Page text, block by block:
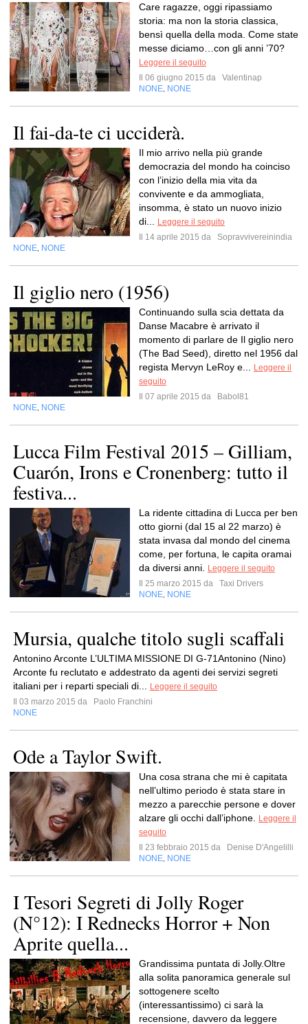
Care ragazze, oggi ripassiamo
storia: ma non la storia classica,
bensì quella della moda. Come state
messe diciamo…con gli anni ’70?
Leggere il seguito
Il 06 giugno 2015 da
Valentinap
NONE NONE
Il fai-da-te ci ucciderà.
Il mio arrivo nella più grande
democrazia del mondo ha coinciso
con l’inizio della mia vita da
convivente e da ammogliata,
insomma, è stato un nuovo inizio
di...
Leggere il seguito
Il 14 aprile 2015 da
Sopravvivereinindia
NONE NONE
Il giglio nero (1956)
Continuando sulla scia dettata da
Danse Macabre è arrivato il
momento di parlare de Il giglio nero
(The Bad Seed), diretto nel 1956 dal
regista Mervyn LeRoy e...
Leggere il
seguito
Il 07 aprile 2015 da
Babol81
NONE NONE
Lucca Film Festival 2015 – Gilliam,
Cuarón, Irons e Cronenberg: tutto il
festiva...
La ridente cittadina di Lucca per ben
otto giorni (dal 15 al 22 marzo) è
stata invasa dal mondo del cinema
come, per fortuna, le capita oramai
da diversi anni.
Leggere il seguito
Il 25 marzo 2015 da
Taxi Drivers
NONE NONE
Mursia, qualche titolo sugli scaffali
Antonino Arconte L’ULTIMA MISSIONE DI G-71Antonino (Nino)
Arconte fu reclutato e addestrato da agenti dei servizi segreti
italiani per i reparti speciali di...
Leggere il seguito
Il 03 marzo 2015 da
Paolo Franchini
NONE
Ode a Taylor Swift.
Una cosa strana che mi è capitata
nell’ultimo periodo è stata stare in
mezzo a parecchie persone e dover
alzare gli occhi dall’iphone.
Leggere il
seguito
Il 23 febbraio 2015 da
Denise D'Angelilli
NONE NONE
I Tesori Segreti di Jolly Roger
(N°12): I Rednecks Horror + Non
Aprite quella...
Grandissima puntata di Jolly.Oltre
alla solita panoramica generale sul
sottogenere scelto
(interessantissimo) ci sarà la
recensione, davvero da leggere